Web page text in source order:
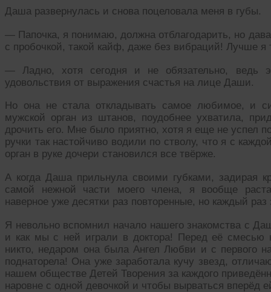
Даша развернулась и снова поцеловала меня в губы.
— Папочка, я понимаю, должна отблагодарить, но
с пробочкой, такой кайф, даже без вибраций! Лучше я
— Ладно, хотя сегодня и не обязательно, ведь
удовольствия от выражения счастья на лице Даши.
Но она не стала откладывать самое любимое, и
мужской орган из штанов, поудобнее ухватила,
дрочить его. Мне было приятно, хотя я еще не успел
ручки так настойчиво водили по стволу, что я с
орган в руке дочери становился все твёрже.
А когда Даша прильнула своими губками, задирая
самой нежной части моего члена, я вообще
наверное уже десятки раз повторенные, но каждый
Я невольно вспомнил начало нашего знакомства с
и как мы с ней играли в доктора! Перед её смесью
никто, недаром она была Ангел Любви и с первого
поднаторела! Она уже заработала кучу звезд,
нашем обществе Детей Творения за каждого
наровне с одной девочкой и чтобы вырваться вперёд